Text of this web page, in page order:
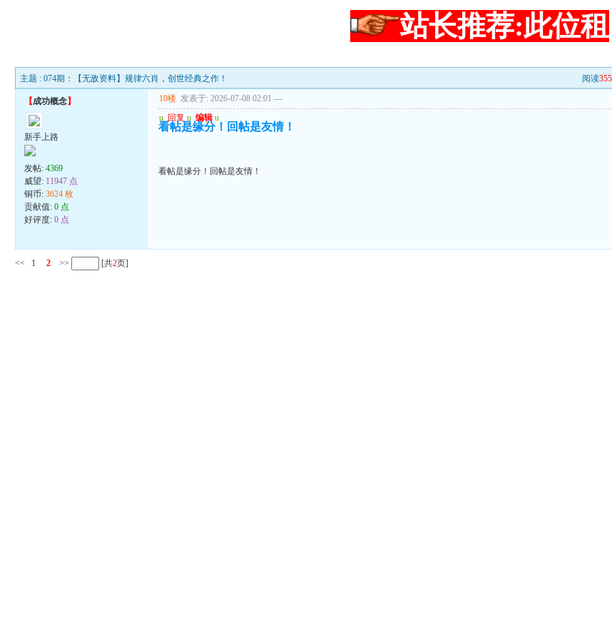
站长推荐:此位租
主题 : 074期：【无敌资料】规律六肖，创世经典之作！ 阅读
【成功概念】
新手上路
发帖:4369
威望: 11947 点
铜币:3624 枚
贡献值:0 点
好评度:0 点
10楼 发表于: 2026-07-08 02:01 ---
u 回复 u 编辑 u
看帖是缘分！回帖是友情！
看帖是缘分！回帖是友情！
<< 1 2 >> [共2页]